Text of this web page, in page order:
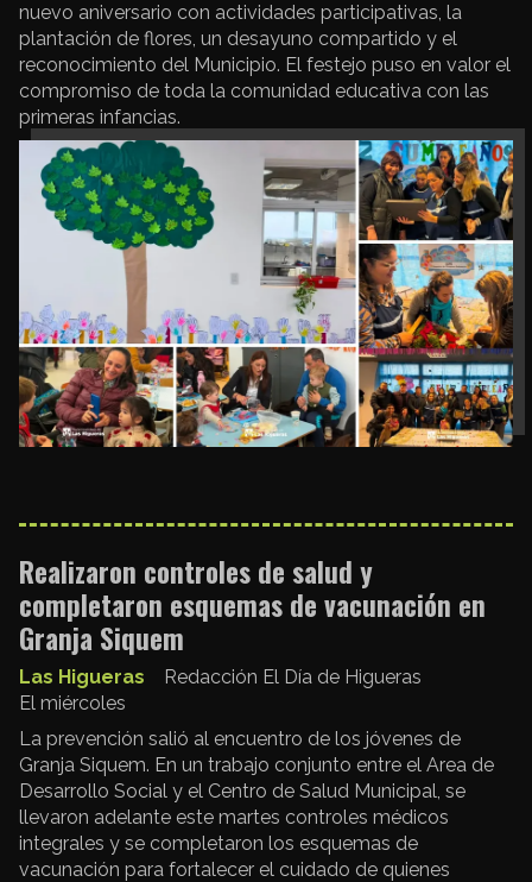
nuevo aniversario con actividades participativas, la
plantación de flores, un desayuno compartido y el
reconocimiento del Municipio. El festejo puso en valor el
compromiso de toda la comunidad educativa con las
primeras infancias.
Realizaron controles de salud y
completaron esquemas de vacunación en
Granja Siquem
Redacción El Día de Higueras
Las Higueras
El miércoles
La prevención salió al encuentro de los jóvenes de
Granja Siquem. En un trabajo conjunto entre el Area de
Desarrollo Social y el Centro de Salud Municipal, se
llevaron adelante este martes controles médicos
integrales y se completaron los esquemas de
vacunación para fortalecer el cuidado de quienes